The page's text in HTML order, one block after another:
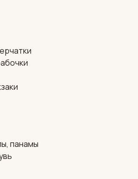
панамы